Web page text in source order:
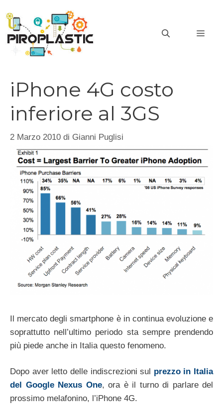
contenuto
iPhone 4G costo
inferiore al 3GS
2 Marzo 2010 di Gianni Puglisi
Il mercato degli smartphone è in continua evoluzione e
soprattutto nell’ultimo periodo sta sempre prendendo
più piede anche in Italia questo fenomeno.
Dopo aver letto delle indiscrezioni sul prezzo in Italia
del Google Nexus One, ora è il turno di parlare del
prossimo melafonino, l’iPhone 4G.